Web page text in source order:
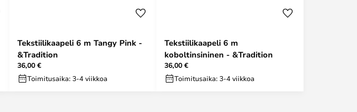
Tekstiilikaapeli 6 m Tangy Pink -
&Tradition
36,00 €
Toimitusaika: 3-4 viikkoa
Tekstiilikaapeli 6 m
koboltinsininen - &Tradition
36,00 €
Toimitusaika: 3-4 viikkoa